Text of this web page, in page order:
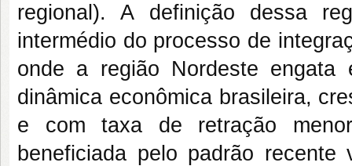
regional). A definição dessa
intermédio do processo de
onde a região Nordeste engata
dinâmica econômica brasileira,
e com taxa de retração
beneficiada pelo padrão